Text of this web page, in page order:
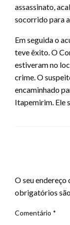
assassinato,
socorrido para
Em seguida o
teve êxito. O
estiveram no
crime. O
encaminhado
Itapemirim. Ele
O seu endereço
obrigatórios
Comentário *